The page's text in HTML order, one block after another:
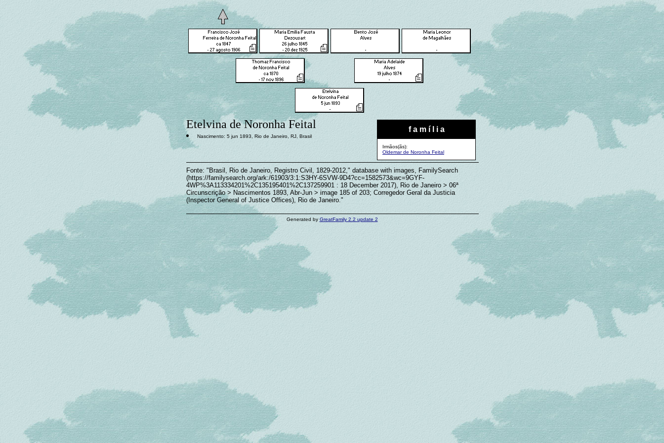
f a m í l i a
Irmãos(ãs):
Oldemar de Noronha Feital
Etelvina de Noronha Feital
Nascimento: 5 jun 1893, Rio de Janeiro, RJ, Brasil
Fonte: "Brasil, Rio de Janeiro, Registro Civil, 1829-2012," database with images, FamilySearch
(https://familysearch.org/ark:/61903/3:1:S3HY-6SVW-9D4?cc=1582573&wc=9GYF-
4WP%3A113334201%2C135195401%2C137259901 : 18 December 2017), Rio de Janeiro > 06ª
Circunscrição > Nascimentos 1893, Abr-Jun > image 185 of 203; Corregedor Geral da Justicia
(Inspector General of Justice Offices), Rio de Janeiro."
Generated by GreatFamily 2.2 update 2